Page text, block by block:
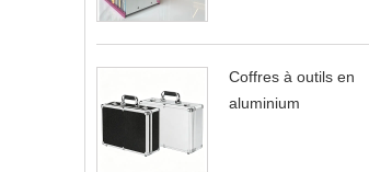
Coffres à outils en
aluminium